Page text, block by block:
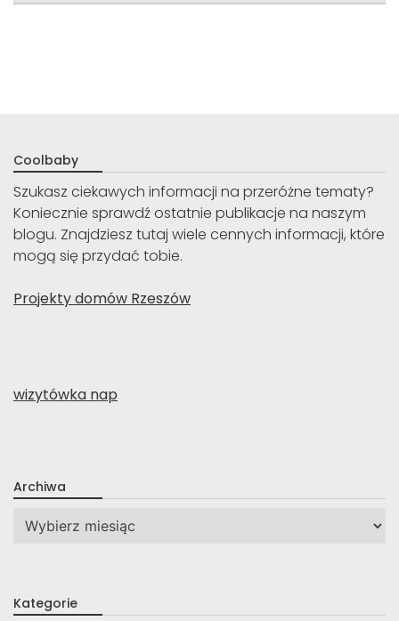
Coolbaby
Szukasz ciekawych informacji na przeróżne tematy?
Koniecznie sprawdź ostatnie publikacje na naszym
blogu. Znajdziesz tutaj wiele cennych informacji, które
mogą się przydać tobie.
Projekty domów Rzeszów
wizytówka nap
Archiwa
Archiwa
Kategorie